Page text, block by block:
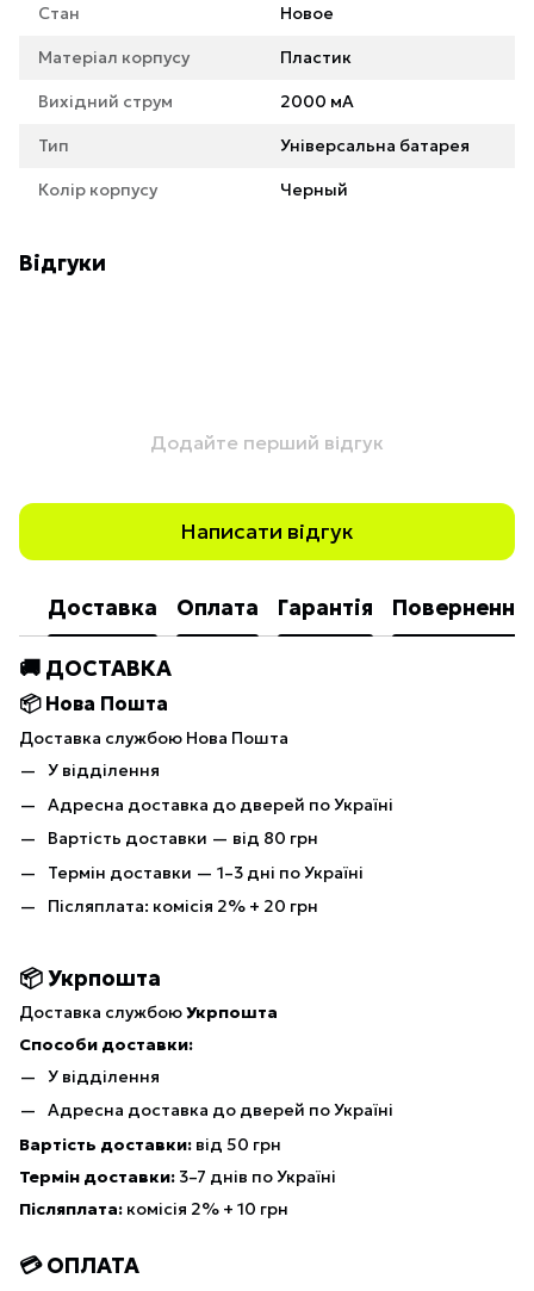
Стан Новое
Матеріал корпусу Пластик
Вихідний струм 2000 мА
Тип Універсальна батарея
Колір корпусу Черный
Відгуки
Додайте перший відгук
Написати відгук
Доставка Оплата Гарантія Повернення
🚚 ДОСТАВКА
📦 Нова Пошта
Доставка службою Нова Пошта
У відділення
Адресна доставка до дверей по Україні
Вартість доставки — від 80 грн
Термін доставки — 1–3 дні по Україні
Післяплата: комісія 2% + 20 грн
📦 Укрпошта
Доставка службоюУкрпошта
Способи доставки:
У відділення
Адресна доставка до дверей по Україні
Вартість доставки: від 50 грн
Термін доставки: 3–7 днів по Україні
Післяплата: комісія 2% + 10 грн
💳 ОПЛАТА